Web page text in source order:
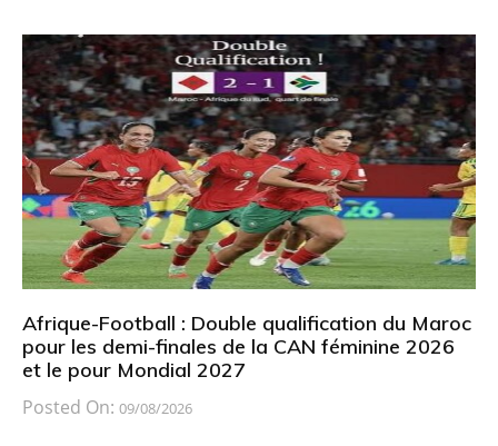
Afrique-Football : Double qualification du Maroc
pour les demi-finales de la CAN féminine 2026
et le pour Mondial 2027
Posted On: 09/08/2026